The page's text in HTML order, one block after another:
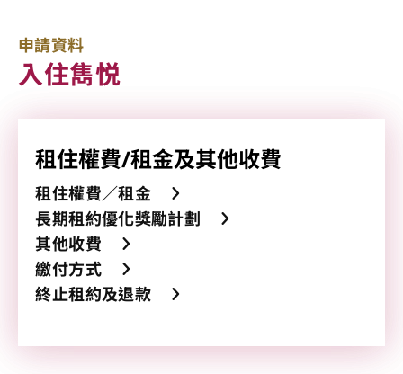
申請資料
入住雋悦
申請及輪候
申請資格
申請程序
主要條款
輪候安排
申請須知
租住權費/租金及其他收費
租住權費／租金
長期租約優化獎勵計劃
其他收費
繳付方式
終止租約及退款